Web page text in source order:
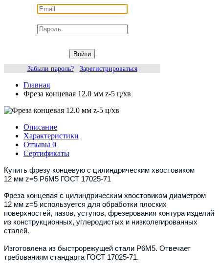
Войти
Забыли пароль?
Зарегистрироваться
Главная
Фреза концевая 12.0 мм z-5 ц/хв
Описание
Характеристики
Отзывы 0
Сертификаты
Купить фрезу концевую с цилиндрическим хвостовиком
12 мм z=5 Р6М5 ГОСТ 17025-71
Фреза концевая с цилиндрическим хвостовиком диаметром
12 мм z=5 используется для обработки плоских
поверхностей, пазов, уступов, фрезерования контура изделий
из конструкционных, углеродистых и низколегированных
сталей.
Изготовлена из быстрорежущей стали Р6М5. Отвечает
требованиям стандарта ГОСТ 17025-71.